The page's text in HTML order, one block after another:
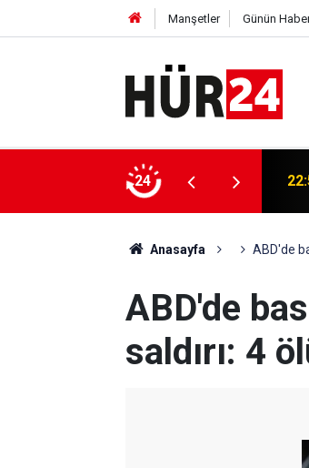
Manşetler Günün
24
Anasayfa ABD'de
ABD'de
saldırı: 4